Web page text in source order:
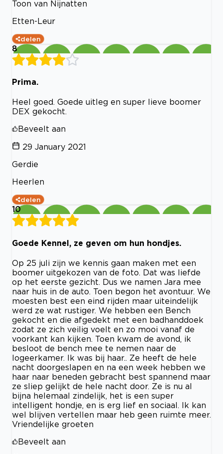
Toon van Nijnatten
Etten-Leur
delen
8
Prima.
Heel goed. Goede uitleg en super lieve boomer
DEX gekocht.
Beveelt aan
29 January 2021
Gerdie
Heerlen
delen
10
Goede Kennel, ze geven om hun hondjes.
Op 25 juli zijn we kennis gaan maken met een
boomer uitgekozen van de foto. Dat was liefde
op het eerste gezicht. Dus we namen Jara mee
naar huis in de auto. Toen begon het avontuur. We
moesten best een eind rijden maar uiteindelijk
werd ze wat rustiger. We hebben een Bench
gekocht en die afgedekt met een badhanddoek
zodat ze zich veilig voelt en zo mooi vanaf de
voorkant kan kijken. Toen kwam de avond, ik
besloot de bench mee te nemen naar de
logeerkamer. Ik was bij haar.. Ze heeft de hele
nacht doorgeslapen en na een week hebben we
haar naar beneden gebracht best spannend maar
ze sliep gelijkt de hele nacht door. Ze is nu al
bijna helemaal zindelijk, het is een super
intelligent hondje, en is erg lief en sociaal. Ik kan
wel blijven vertellen maar heb geen ruimte meer.
Vriendelijke groeten
Beveelt aan